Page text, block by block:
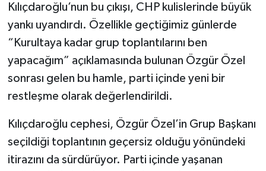
Kılıçdaroğlu’nun bu çıkışı, CHP kulislerinde büyük
yankı uyandırdı. Özellikle geçtiğimiz günlerde
“Kurultaya kadar grup toplantılarını ben
yapacağım” açıklamasında bulunan Özgür Özel
sonrası gelen bu hamle, parti içinde yeni bir
restleşme olarak değerlendirildi.
Kılıçdaroğlu cephesi, Özgür Özel’in Grup Başkanı
seçildiği toplantının geçersiz olduğu yönündeki
itirazını da sürdürüyor. Parti içinde yaşanan